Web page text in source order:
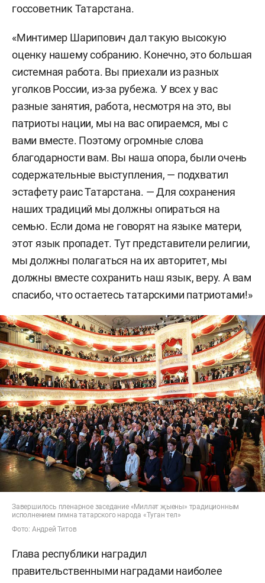
госсоветник Татарстана.
«Минтимер Шарипович дал такую высокую
оценку нашему собранию. Конечно, это большая
системная работа. Вы приехали из разных
уголков России, из-за рубежа. У всех у вас
разные занятия, работа, несмотря на это, вы
патриоты нации, мы на вас опираемся, мы с
вами вместе. Поэтому огромные слова
благодарности вам. Вы наша опора, были очень
содержательные выступления, — подхватил
эстафету раис Татарстана. — Для сохранения
наших традиций мы должны опираться на
семью. Если дома не говорят на языке матери,
этот язык пропадет. Тут представители религии,
мы должны полагаться на их авторитет, мы
должны вместе сохранить наш язык, веру. А вам
спасибо, что остаетесь татарскими патриотами!»
Завершилось пленарное заседание «Милләт җыены» традиционным
исполнением гимна татарского народа «Туган тел»
Фото: Андрей Титов
Глава республики наградил
правительственными наградами наиболее